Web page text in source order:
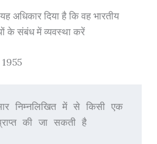
अधिकार दिया है कि वह भारतीय
के संबंध में व्यवस्था करें
1955
निम्नलिखित में से किसी एक
की जा सकती है